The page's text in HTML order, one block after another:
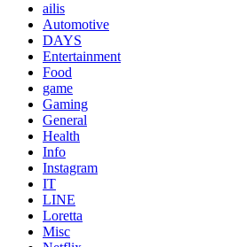
ailis
Automotive
DAYS
Entertainment
Food
game
Gaming
General
Health
Info
Instagram
IT
LINE
Loretta
Misc